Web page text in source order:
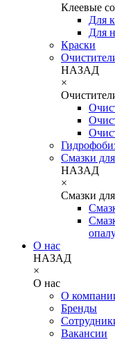
Клеевые
Для
Для
Краски
НАЗАД
×
Смазки
НАЗАД
×
Смазки
О нас
НАЗАД
×
О нас
О
Бренды
Вакансии